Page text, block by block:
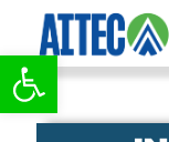
Abrir